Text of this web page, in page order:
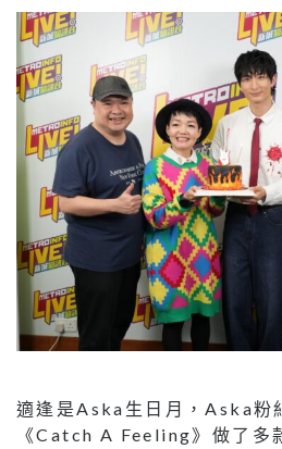
適逢是Aska生日月，Aska粉
《Catch A Feeling》做了多